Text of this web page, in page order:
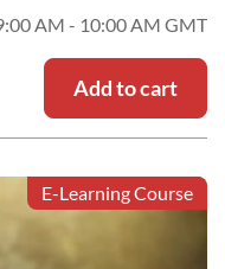
AM - 10:00 AM GMT
Add to cart
E-Learning Course